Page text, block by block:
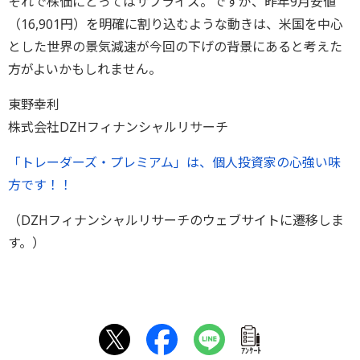
（16,901円）を明確に割り込むような動きは、米国を中心
とした世界の景気減速が今回の下げの背景にあると考えた
方がよいかもしれません。
東野幸利
株式会社DZHフィナンシャルリサーチ
「トレーダーズ・プレミアム」は、個人投資家の心強い味
方です！！
（DZHフィナンシャルリサーチのウェブサイトに遷移しま
す。）
ｱﾝｹｰﾄ